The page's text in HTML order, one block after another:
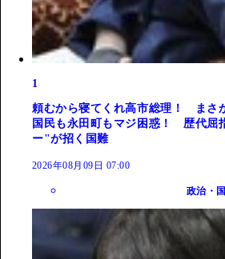
1
頼むから寝てくれ高市総理！ まさ
国民も永田町もマジ困惑！ 歴代屈
ー"が招く国難
2026年08月09日 07:00
政治・